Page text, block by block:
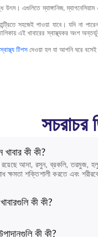
এগুলিতে ম্যাঙ্গানিজ,
সহজেই পাওয়া যাবে। যদি না
এই খাবারের স্বাস্থ্যকর অংশ
স্বাস্থ্য টিপস দেওয়া হল যা আপনি ঘরে
সচরাচর
কী কী?
আদা, রসুন, ব্রকলি, তরমুজ,
ক্ষমতা শক্তিশালী করতে এবং
কী কী?
কী কী?